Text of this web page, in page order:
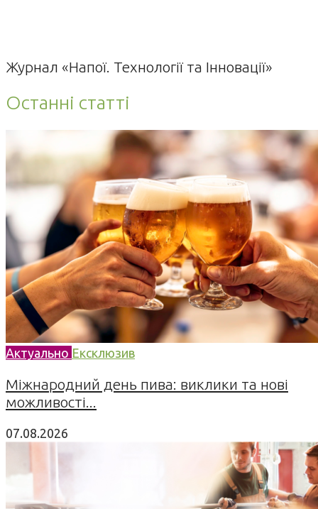
Журнал «Напої. Технології та Інновації»
Останні статті
Актуально Ексклюзив
Міжнародний день пива: виклики та нові
можливості...
07.08.2026